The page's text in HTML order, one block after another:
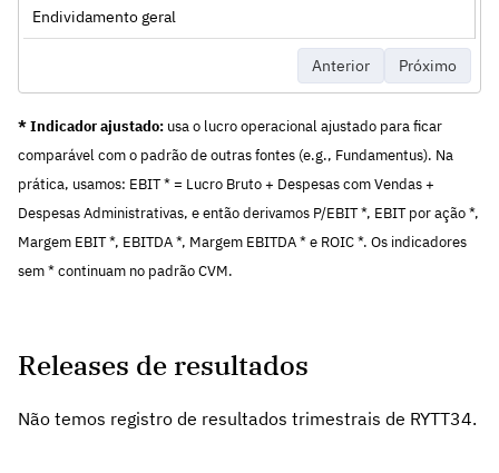
Endividamento geral
Anterior Próximo
* Indicador ajustado: usa o lucro operacional ajustado para ficar
comparável com o padrão de outras fontes (e.g., Fundamentus). Na
prática, usamos: EBIT * = Lucro Bruto + Despesas com Vendas +
Despesas Administrativas, e então derivamos P/EBIT *, EBIT por ação *,
Margem EBIT *, EBITDA *, Margem EBITDA * e ROIC *. Os indicadores
sem * continuam no padrão CVM.
Releases de resultados
Não temos registro de resultados trimestrais de RYTT34.